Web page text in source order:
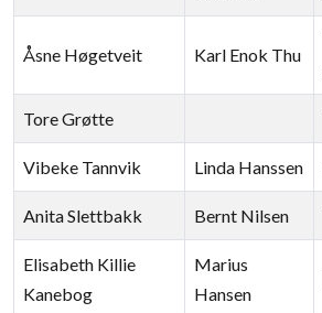
Åsne Høgetveit Karl Enok Thu
Tore Grøtte
Vibeke Tannvik Linda Hanssen
Anita Slettbakk Bernt Nilsen
Elisabeth Killie
Kanebog
Marius
Hansen